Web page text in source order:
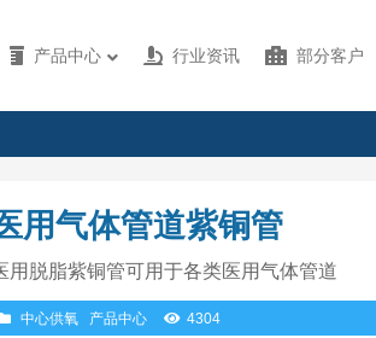
产品中心 行业资讯 部分客户
用气体管道紫铜管
用脱脂紫铜管可用于各类医用气体管道
中心供氧 产品中心 4304